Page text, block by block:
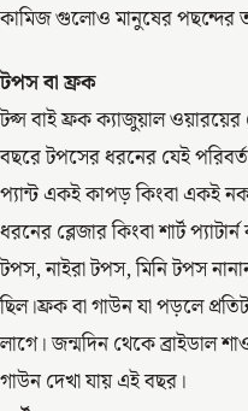
কামিজ গুলোও মানুষের পছন্দের
টপস বা ফ্রক
টপ্স বাই ফ্রক ক্যাজুয়াল ওয়ারয়ের
বছরে টপসের ধরনের যেই
প্যান্ট একই কাপড় কিংবা একই
ধরনের ব্লেজার কিংবা শার্ট
টপস, নাইরা টপস, মিনি টপস
ছিল।ফ্রক বা গাউন যা পড়লে
লাগে। জন্মদিন থেকে ব্রাইডাল
গাউন দেখা যায় এই বছর।